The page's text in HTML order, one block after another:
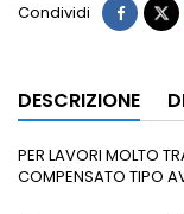
Condividi
DESCRIZIONE
PER LAVORI MOLTO
COMPENSATO TIPO